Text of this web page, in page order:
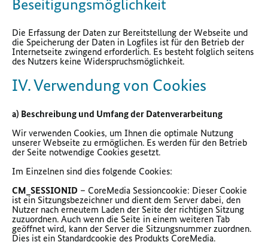
Beseitigungsmöglichkeit
Die Erfassung der Daten zur Bereitstellung der Webseite und
die Speicherung der Daten in Logfiles ist für den Betrieb der
Internetseite zwingend erforderlich. Es besteht folglich seitens
des Nutzers keine Widerspruchsmöglichkeit.
IV. Verwendung von Cookies
a) Beschreibung und Umfang der Datenverarbeitung
Wir verwenden Cookies, um Ihnen die optimale Nutzung
unserer Webseite zu ermöglichen. Es werden für den Betrieb
der Seite notwendige Cookies gesetzt.
Im Einzelnen sind dies folgende Cookies:
CM_SESSIONID – CoreMedia Sessioncookie: Dieser Cookie
ist ein Sitzungsbezeichner und dient dem Server dabei, den
Nutzer nach erneutem Laden der Seite der richtigen Sitzung
zuzuordnen. Auch wenn die Seite in einem weiteren Tab
geöffnet wird, kann der Server die Sitzungsnummer zuordnen.
Dies ist ein Standardcookie des Produkts CoreMedia.